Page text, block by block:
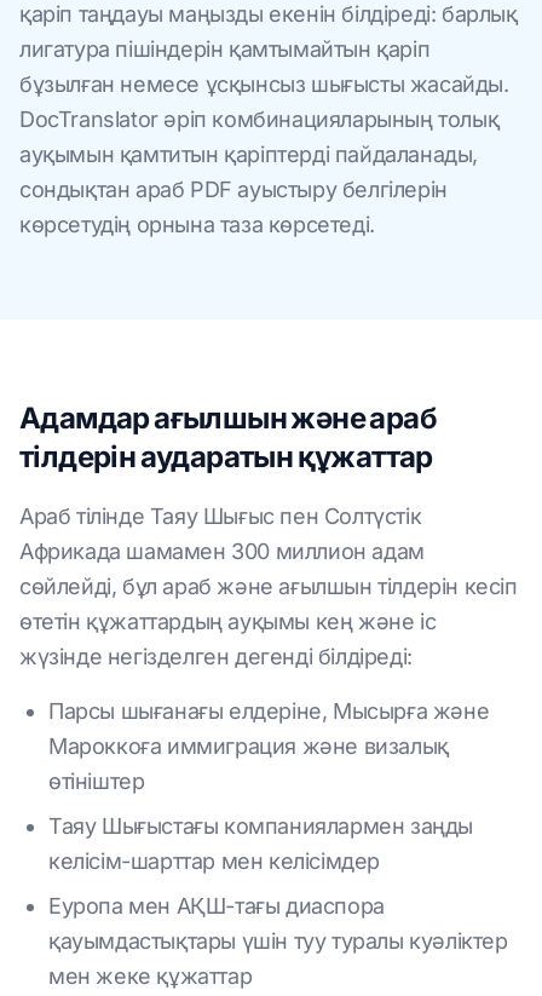
қаріп таңдауы маңызды екенін білдіреді: барлық
лигатура пішіндерін қамтымайтын қаріп
бұзылған немесе ұсқынсыз шығысты жасайды.
DocTranslator әріп комбинацияларының толық
ауқымын қамтитын қаріптерді пайдаланады,
сондықтан араб PDF ауыстыру белгілерін
көрсетудің орнына таза көрсетеді.
Адамдар ағылшын және араб
тілдерін аударатын құжаттар
Араб тілінде Таяу Шығыс пен Солтүстік
Африкада шамамен 300 миллион адам
сөйлейді, бұл араб және ағылшын тілдерін кесіп
өтетін құжаттардың ауқымы кең және іс
жүзінде негізделген дегенді білдіреді:
Парсы шығанағы елдеріне, Мысырға және
Мароккоға иммиграция және визалық
өтініштер
Таяу Шығыстағы компаниялармен заңды
келісім-шарттар мен келісімдер
Еуропа мен АҚШ-тағы диаспора
қауымдастықтары үшін туу туралы куәліктер
мен жеке құжаттар